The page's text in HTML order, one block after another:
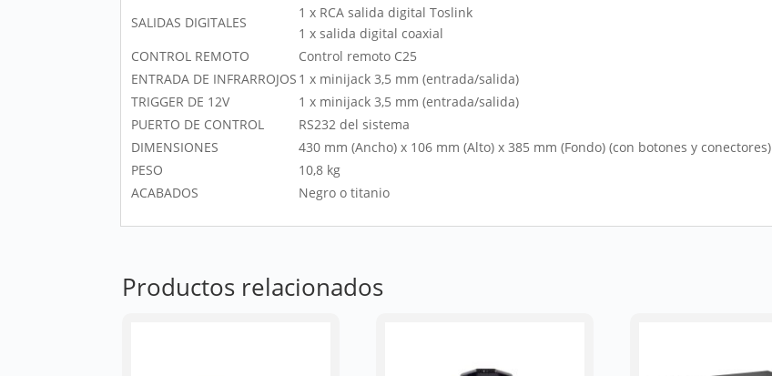
SALIDAS DIGITALES
1 x RCA salida digital Toslink
1 x salida digital coaxial
CONTROL REMOTO
Control remoto C25
ENTRADA DE INFRARROJOS 1 x minijack 3,5 mm (entrada/salida)
TRIGGER DE 12V
1 x minijack 3,5 mm (entrada/salida)
PUERTO DE CONTROL
RS232 del sistema
DIMENSIONES
430 mm (Ancho) x 106 mm (Alto) x 385 mm (Fondo) (con botones y conectores)
PESO
10,8 kg
ACABADOS
Negro o titanio
Productos relacionados